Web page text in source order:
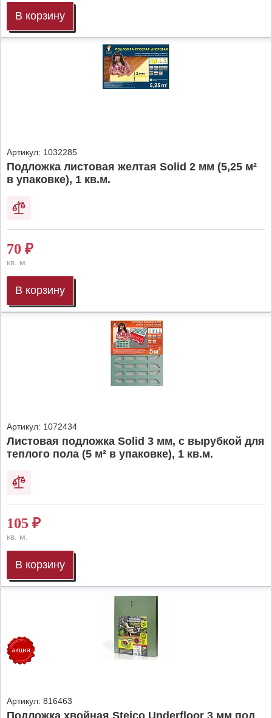
В корзину
Артикул: 1032285
Подложка листовая желтая Solid 2 мм (5,25 м²
в упаковке), 1 кв.м.
70 ₽
кв. м.
В корзину
Артикул: 1072434
Листовая подложка Solid 3 мм, с вырубкой для
теплого пола (5 м² в упаковке), 1 кв.м.
105 ₽
кв. м.
В корзину
Артикул: 816463
Подложка хвойная Steico Underfloor 3 мм под